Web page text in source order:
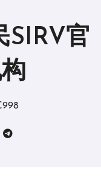
SIRV官